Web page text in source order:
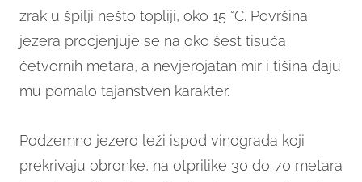
zrak u špilji nešto topliji, oko 15 °C. Površina
jezera procjenjuje se na oko šest tisuća
četvornih metara, a nevjerojatan mir i tišina daju
mu pomalo tajanstven karakter.
Podzemno jezero leži ispod vinograda koji
prekrivaju obronke, na otprilike 30 do 70 metara